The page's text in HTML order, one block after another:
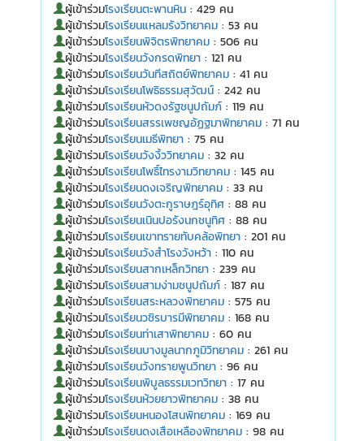
ผู้เข้าร่วมโรงเรียนตะพานหิน : 429 คน
ผู้เข้าร่วมโรงเรียนแหลมรังวิทยาคม : 53 คน
ผู้เข้าร่วมโรงเรียนพิจิตรพิทยาคม : 506 คน
ผู้เข้าร่วมโรงเรียนวังกรดพิทยา : 121 คน
ผู้เข้าร่วมโรงเรียนวันทีสถิตย์พิทยาคม : 41 คน
ผู้เข้าร่วมโรงเรียนโพธิธรรมสุวัฒน์ : 242 คน
ผู้เข้าร่วมโรงเรียนหัวดงรัฐชนูปถัมภ์ : 119 คน
ผู้เข้าร่วมโรงเรียนสรรเพชญอัฏฐมาพิทยาคม : 71 คน
ผู้เข้าร่วมโรงเรียนเมธีพิทยา : 75 คน
ผู้เข้าร่วมโรงเรียนวังงิ้ววิทยาคม : 32 คน
ผู้เข้าร่วมโรงเรียนโพธิ์ไทรงามวิทยาคม : 145 คน
ผู้เข้าร่วมโรงเรียนดงเจริญพิทยาคม : 33 คน
ผู้เข้าร่วมโรงเรียนวังตะกูราษฎร์อุทิศ : 88 คน
ผู้เข้าร่วมโรงเรียนเนินปอรังนกชนูทิศ : 88 คน
ผู้เข้าร่วมโรงเรียนเขาทรายทับคล้อพิทยา : 201 คน
ผู้เข้าร่วมโรงเรียนวังสำโรงวังหว้า : 110 คน
ผู้เข้าร่วมโรงเรียนสากเหล็กวิทยา : 239 คน
ผู้เข้าร่วมโรงเรียนสามง่ามชนูปถัมภ์ : 187 คน
ผู้เข้าร่วมโรงเรียนสระหลวงพิทยาคม : 575 คน
ผู้เข้าร่วมโรงเรียนวชิรบารมีพิทยาคม : 168 คน
ผู้เข้าร่วมโรงเรียนท่าเสาพิทยาคม : 60 คน
ผู้เข้าร่วมโรงเรียนบางมูลนากภูมิวิทยาคม : 261 คน
ผู้เข้าร่วมโรงเรียนวังทรายพูนวิทยา : 96 คน
ผู้เข้าร่วมโรงเรียนพิบูลธรรมเวทวิทยา : 17 คน
ผู้เข้าร่วมโรงเรียนห้วยยาวพิทยาคม : 38 คน
ผู้เข้าร่วมโรงเรียนหนองโสนพิทยาคม : 169 คน
ผู้เข้าร่วมโรงเรียนดงเสือเหลืองพิทยาคม : 98 คน